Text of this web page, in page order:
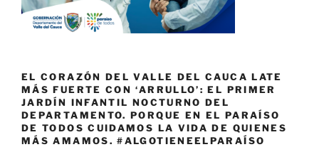
EL CORAZÓN DEL VALLE DEL CAUCA LATE
MÁS FUERTE CON ‘ARRULLO’: EL PRIMER
JARDÍN INFANTIL NOCTURNO DEL
DEPARTAMENTO. PORQUE EN EL PARAÍSO
DE TODOS CUIDAMOS LA VIDA DE QUIENES
MÁS AMAMOS. #ALGOTIENEELPARAÍSO